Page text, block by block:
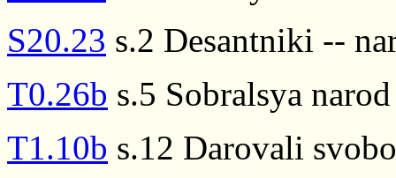
S20.23 s.2 Desantniki --
T0.26b s.5 Sobralsya
T1.10b s.12 Darovali